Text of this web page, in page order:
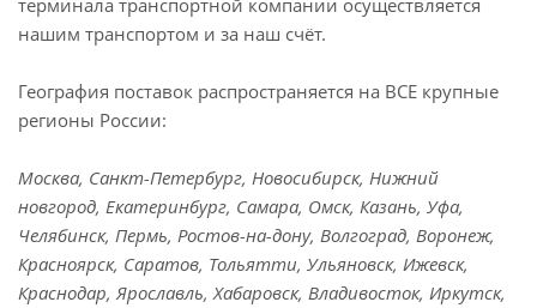
терминала транспортной компании осуществляется
нашим транспортом и за наш счёт.
География поставок распространяется на ВСЕ крупные
регионы России:
Москва, Санкт-Петербург, Новосибирск, Нижний
новгород, Екатеринбург, Самара, Омск, Казань, Уфа,
Челябинск, Пермь, Ростов-на-дону, Волгоград, Воронеж,
Красноярск, Саратов, Тольятти, Ульяновск, Ижевск,
Краснодар, Ярославль, Хабаровск, Владивосток, Иркутск,